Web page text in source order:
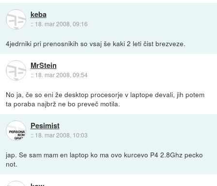
keba
:: 18. mar 2008, 09:16
4jedrniki pri prenosnikih so vsaj še kaki 2 leti čist brezveze.
MrStein
:: 18. mar 2008, 09:54
No ja, če so eni že desktop procesorje v laptope devali, jih potem
ta poraba najbrž ne bo preveč motila.
Pesimist
:: 18. mar 2008, 10:03
jap. Se sam mam en laptop ko ma ovo kurcevo P4 2.8Ghz pecko
not.